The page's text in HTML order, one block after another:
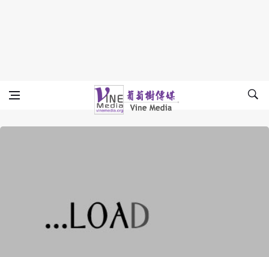
Vine Media
葡萄樹傳媒